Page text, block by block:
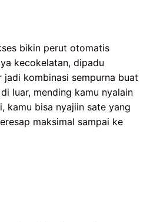
bikin perut otomatis
kecokelatan, dipadu
kombinasi sempurna buat
luar, mending kamu nyalain
kamu bisa nyajiin sate yang
maksimal sampai ke